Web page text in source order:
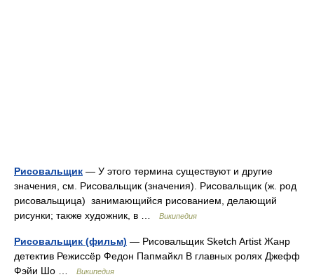
Рисовальщик — У этого термина существуют и другие
значения, см. Рисовальщик (значения). Рисовальщик (ж. род
рисовальщица) занимающийся рисованием, делающий
рисунки; также художник, в …
Википедия
Рисовальщик (фильм) — Рисовальщик Sketch Artist Жанр
детектив Режиссёр Федон Папмайкл В главных ролях Джефф
Фэйи Шо …
Википедия